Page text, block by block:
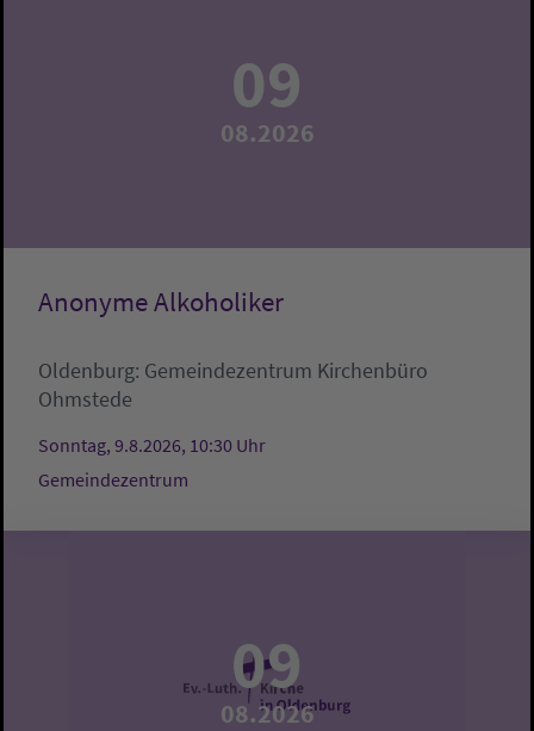
09
08.2026
Anonyme Alkoholiker
Oldenburg: Gemeindezentrum Kirchenbüro
Ohmstede
Sonntag, 9.8.2026, 10:30 Uhr
Gemeindezentrum
09
08.2026